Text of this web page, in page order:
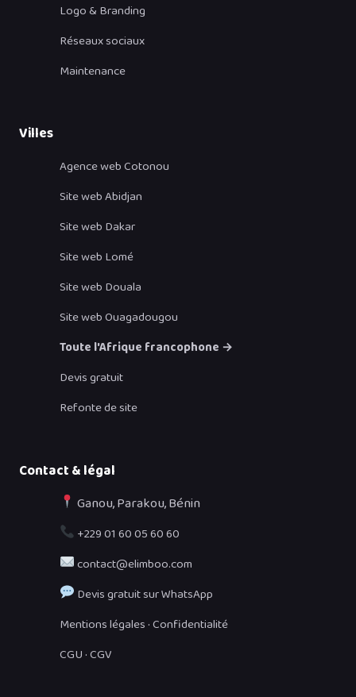
Logo & Branding
Réseaux sociaux
Maintenance
Villes
Agence web Cotonou
Site web Abidjan
Site web Dakar
Site web Lomé
Site web Douala
Site web Ouagadougou
Toute l'Afrique francophone →
Devis gratuit
Refonte de site
Contact & légal
Ganou, Parakou, Bénin
+229 01 60 05 60 60
contact@elimboo.com
Devis gratuit sur WhatsApp
Mentions légales·Confidentialité
CGU·CGV